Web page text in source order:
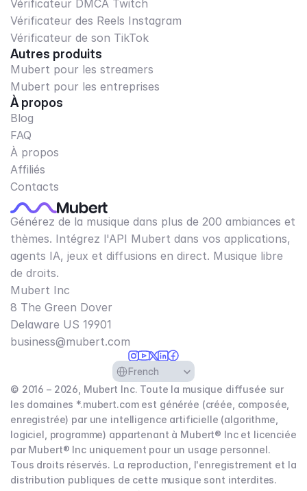
Vérificateur DMCA Twitch
Vérificateur des Reels Instagram
Vérificateur de son TikTok
Autres produits
Mubert pour les streamers
Mubert pour les entreprises
À propos
Blog
FAQ
À propos
Affiliés
Contacts
Générez de la musique dans plus de 200 ambiances et
thèmes. Intégrez l'API Mubert dans vos applications,
agents IA, jeux et diffusions en direct. Musique libre
de droits.
Mubert Inc
8 The Green Dover
Delaware US 19901​
business@mubert.com
Select Language
French
© 2016 – 2026, Mubert Inc. Toute la musique diffusée sur
les domaines *.mubert.com est générée (créée, composée,
enregistrée) par une intelligence artificielle (algorithme,
logiciel, programme) appartenant à Mubert® Inc et licenciée
par Mubert® Inc uniquement pour un usage personnel.
Tous droits réservés. La reproduction, l'enregistrement et la
distribution publiques de cette musique sont interdites.